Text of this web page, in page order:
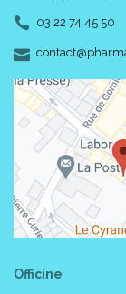
03 22 74 45 50
contact-
@-
Officine